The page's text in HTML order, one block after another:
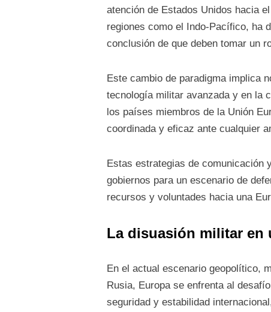
atención de Estados Unidos hacia
regiones como el Indo-Pacífico, ha
conclusión de que deben tomar un
Este cambio de paradigma implica
tecnología militar avanzada y en la
los países miembros de la Unión
coordinada y eficaz ante cualquier
Estas estrategias de comunicación
gobiernos para un escenario de
recursos y voluntades hacia una
La disuasión militar en
En el actual escenario geopolítico,
Rusia, Europa se enfrenta al
seguridad y estabilidad